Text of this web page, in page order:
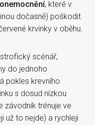
, které v
dočasně) poškodit
krvinky v oběhu.
scénář,
do jednoho
pokles krevního
s dosud nízkou
závodník trénuje ve
už to nejde) a rychleji